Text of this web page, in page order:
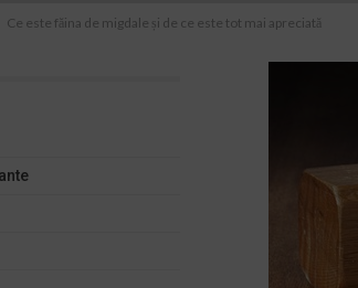
Ce este făina de migdale și de ce este tot mai apreciată